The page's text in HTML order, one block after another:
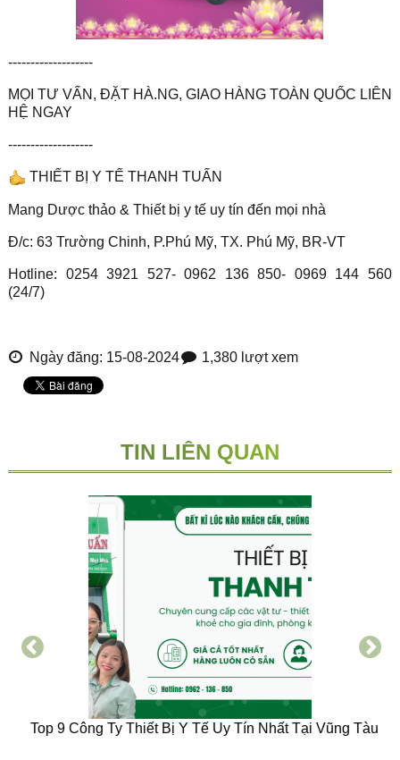
-------------------
MỌI TƯ VẤN, ĐẶT HÀ.NG, GIAO HÀNG TOÀN QUỐC LIÊN
HỆ NGAY
-------------------
THIẾT BỊ Y TẾ THANH TUẤN
Mang Dược thảo & Thiết bị y tế uy tín đến mọi nhà
Đ/c: 63 Trường Chinh, P.Phú Mỹ, TX. Phú Mỹ, BR-VT
Hotline: 0254 3921 527- 0962 136 850- 0969 144 560
(24/7)
Ngày đăng: 15-08-2024 1,380 lượt xem
TIN LIÊN QUAN
Top 9 Công Ty Thiết Bị Y Tế Uy Tín Nhất Tại Vũng Tàu